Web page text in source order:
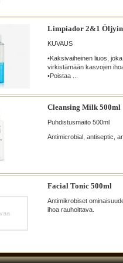
Limpiador 2&1
KUVAUS
•Kaksivaiheinen liuos,
virkistämään kasvojen
•Poistaa ...
Cleansing Milk 500ml
Puhdistusmaito 500ml
Antimicrobial, antiseptic,
Facial Tonic 500ml
Antimikrobiset
ihoa rauhoittava.